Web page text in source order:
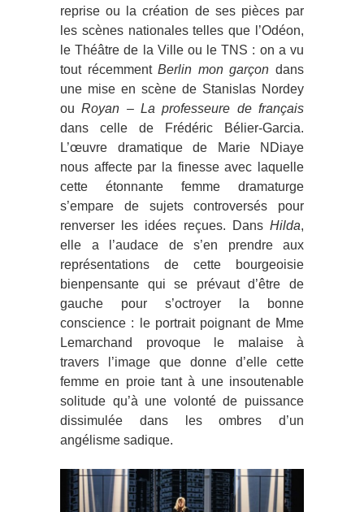
reprise ou la création de ses pièces par
les scènes nationales telles que l’Odéon,
le Théâtre de la Ville ou le TNS : on a vu
tout récemmentBerlin mon garçon dans
une mise en scène de Stanislas Nordey
ouRoyan – La professeure de français
dans celle de Frédéric Bélier-Garcia.
L’œuvre dramatique de Marie NDiaye
nous affecte par la finesse avec laquelle
cette étonnante femme dramaturge
s’empare de sujets controversés pour
renverser les idées reçues. Dans Hilda,
elle a l’audace de s’en prendre aux
représentations de cette bourgeoisie
bienpensante qui se prévaut d’être de
gauche pour s’octroyer la bonne
conscience : le portrait poignant de Mme
Lemarchand provoque le malaise à
travers l’image que donne d’elle cette
femme en proie tant à une insoutenable
solitude qu’à une volonté de puissance
dissimulée dans les ombres d’un
angélisme sadique.